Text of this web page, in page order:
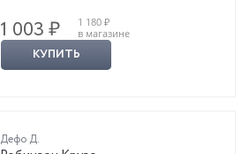
1 003 ₽
1 180 ₽
в магазине
КУПИТЬ
Дефо Д.